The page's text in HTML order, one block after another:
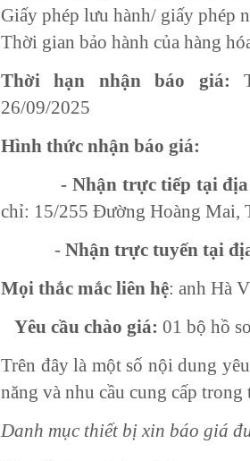
Giấy phép lưu hành/ giấy phép
Thời gian bảo hành của hàng
Thời hạn nhận báo giá:
26/09/2025
Hình thức nhận báo giá:
- Nhận trực tiếp tại địa
chỉ: 15/255 Đường Hoàng Mai,
- Nhận trực tuyến tại
Mọi thắc mắc liên hệ: anh Hà
Yêu cầu chào giá: 01 bộ hồ
Trên đây là một số nội dung
năng và nhu cầu cung cấp
Danh mục thiết bị xin báo giá